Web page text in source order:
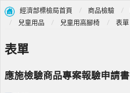
經濟部標檢局首頁 商品檢驗
兒童用品
兒童用高腳椅 表單
表單
應施檢驗商品專案報驗申請書